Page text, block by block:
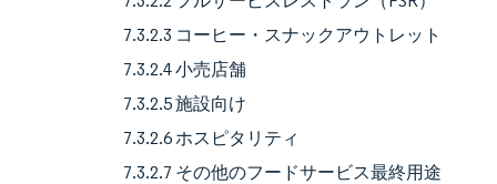
7.3.2.3 コーヒー・スナックアウトレット
7.3.2.4 小売店舗
7.3.2.5 施設向け
7.3.2.6 ホスピタリティ
7.3.2.7 その他のフードサービス最終用途